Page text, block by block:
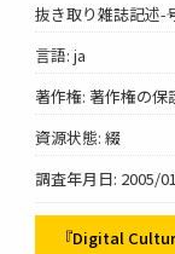
抜き取り雑誌記述-
言語: ja
著作権: 著作権の保
資源状態: 綴
調査年月日: 2005/
『Digital